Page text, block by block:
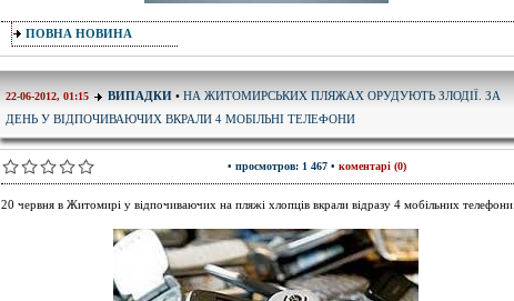
ПОВНА НОВИНА
22-06-2012, 01:15 ВИПАДКИ • НА ЖИТОМИРСЬКИХ ПЛЯЖАХ ОРУДУЮТЬ ЗЛОДІЇ. ЗА
ДЕНЬ У ВІДПОЧИВАЮЧИХ ВКРАЛИ 4 МОБІЛЬНІ ТЕЛЕФОНИ
• просмотров: 1 467 • коментарі (0)
20 червня в Житомирі у відпочиваючих на пляжі хлопців вкрали відразу 4 мобільних телефони.